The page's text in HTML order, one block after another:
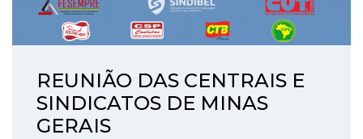
REUNIÃO DAS CENTRAIS E
SINDICATOS DE MINAS
GERAIS